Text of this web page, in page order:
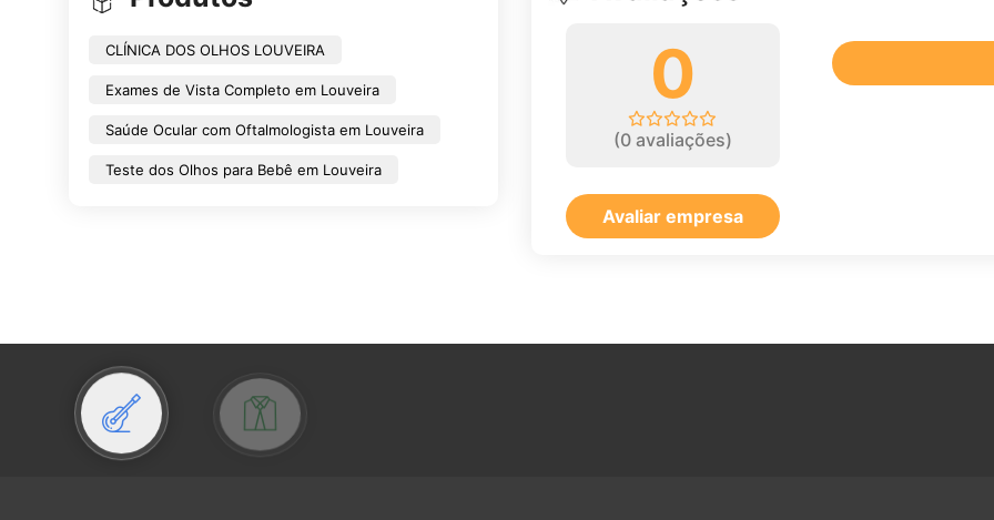
CLÍNICA DOS OLHOS LOUVEIRA
Exames de Vista Completo em Louveira
Saúde Ocular com Oftalmologista em Louveira
Teste dos Olhos para Bebê em Louveira
0
(0avaliações)
Avaliar empresa